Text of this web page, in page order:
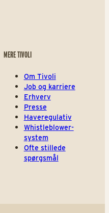
MERE TIVOLI
Om Tivoli
Job og karriere
Erhverv
Presse
Haveregulativ
Whistleblower-
system
Ofte stillede
spørgsmål